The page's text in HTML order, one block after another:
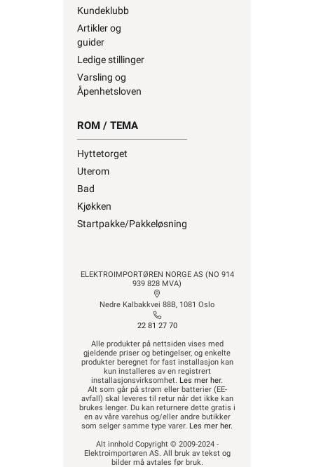
guider
Ledige stillinger
Varsling og
Åpenhetsloven
ROM / TEMA
Bad
Kjøkken
Startpakke/Pakkeløsning
22 81 27 70
Alle produkter på nettsiden vises med
gjeldende priser og betingelser, og enkelte
produkter beregnet for fast installasjon kan
installasjonsvirksomhet.Les mer her.
Alt som går på strøm eller batterier (EE-
avfall) skal leveres til retur når det ikke kan
brukes lenger. Du kan returnere dette gratis i
en av våre varehus og/eller andre butikker
som selger samme type varer.Les mer her
Alt innhold Copyright © 2009-2024 -
Elektroimportøren AS. All bruk av tekst og
bilder må avtales før bruk.